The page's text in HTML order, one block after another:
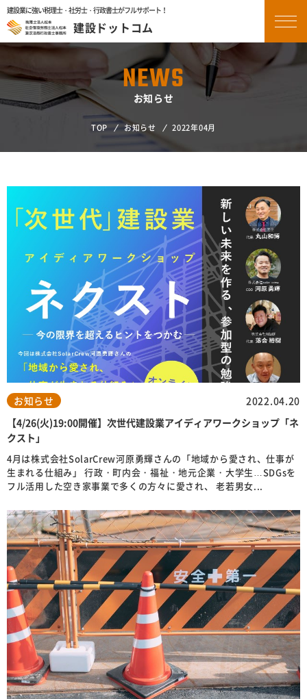
建設業に強い税理士・社労士・行政書士がフルサポート！
建設ドットコム
らくらく 確定申告サポート
業務内容
建設業に強い士業が必要な理由
インタビュー
お知らせ
0120-69-8822
受付時間 土日・祝日OK！
メールでご相談
NEWS
お知らせ
TOP お知らせ 2022年04月
お知らせ
2022.04.20
【4/26(火)19:00開催】次世代建設業アイディアワークショップ「ネ
クスト」
4月は株式会社SolarCrew河原勇輝さんの「地域から愛され、仕事が
生まれる仕組み」 行政・町内会・福祉・地元企業・大学生…SDGsを
フル活用した空き家事業で多くの方々に愛され、 老若男女...